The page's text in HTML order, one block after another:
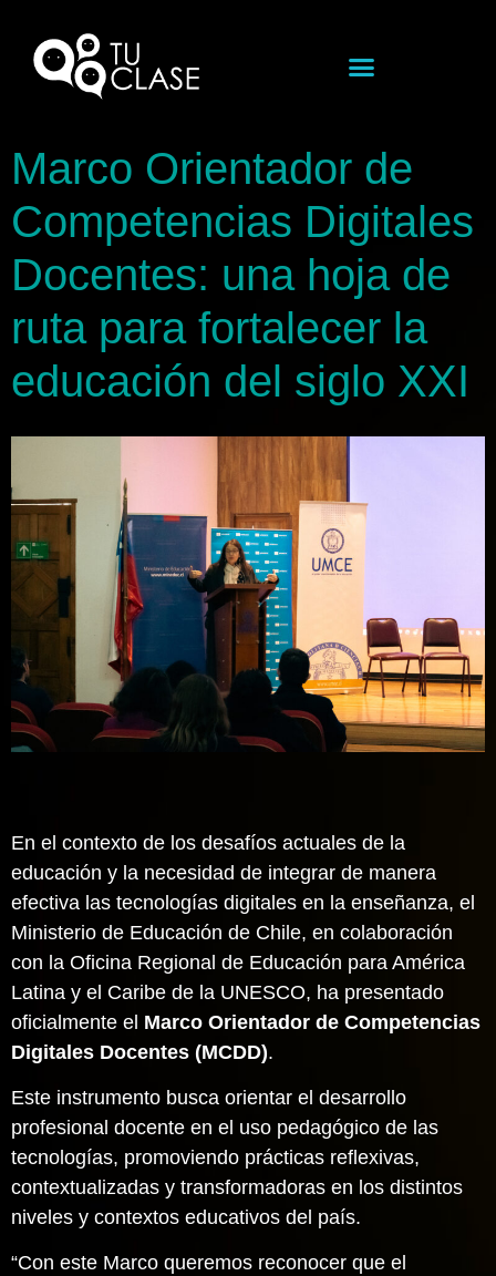
Marco Orientador de
Competencias Digitales
Docentes: una hoja de
ruta para fortalecer la
educación del siglo XXI
En el contexto de los desafíos actuales de la
educación y la necesidad de integrar de manera
efectiva las tecnologías digitales en la enseñanza, el
Ministerio de Educación de Chile, en colaboración
con la Oficina Regional de Educación para América
Latina y el Caribe de la UNESCO, ha presentado
oficialmente el Marco Orientador de Competencias
Digitales Docentes (MCDD).
Este instrumento busca orientar el desarrollo
profesional docente en el uso pedagógico de las
tecnologías, promoviendo prácticas reflexivas,
contextualizadas y transformadoras en los distintos
niveles y contextos educativos del país.
“Con este Marco queremos reconocer que el